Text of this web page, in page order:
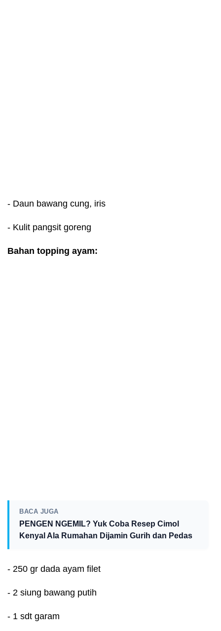
- Daun bawang cung, iris
- Kulit pangsit goreng
Bahan topping ayam:
BACA JUGA
PENGEN NGEMIL? Yuk Coba Resep Cimol
Kenyal Ala Rumahan Dijamin Gurih dan Pedas
- 250 gr dada ayam filet
- 2 siung bawang putih
- 1 sdt garam